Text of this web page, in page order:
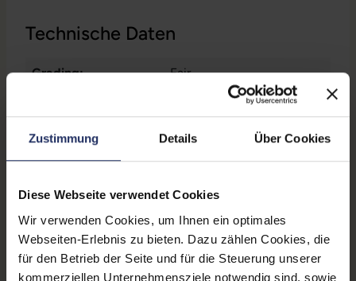
Zustimmung Details Über Cookies
Diese Webseite verwendet Cookies
Wir verwenden Cookies, um Ihnen ein optimales
Webseiten-Erlebnis zu bieten. Dazu zählen Cookies, die
für den Betrieb der Seite und für die Steuerung unserer
kommerziellen Unternehmensziele notwendig sind, sowie
Technische Daten
Grading: Fair
Betriebssystem: Windows 11 Professional
Displayart: Touchscreen
Webcam:
Tastaturbeleuchtung: Nein